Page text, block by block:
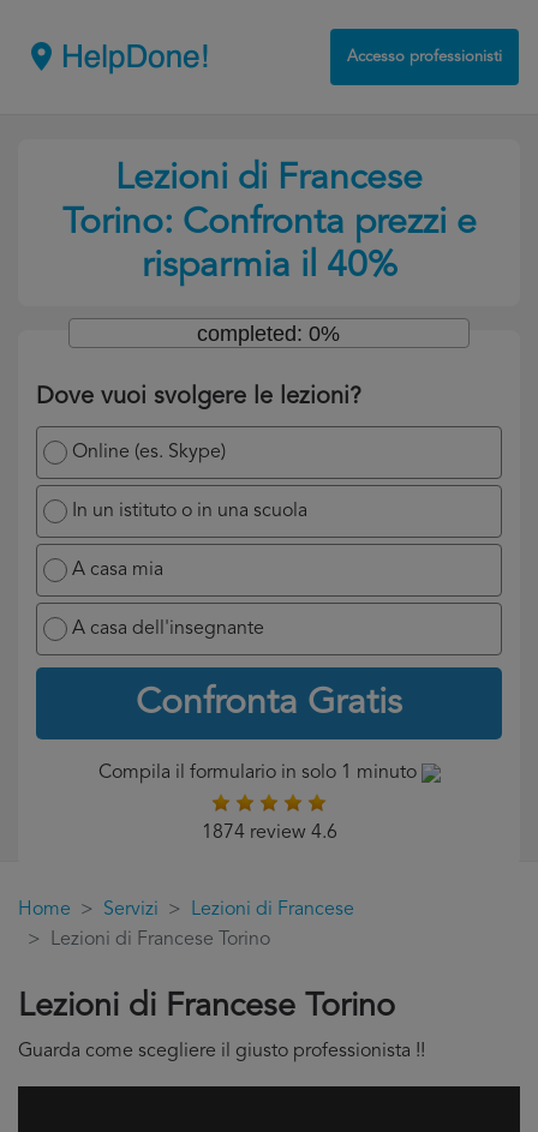
Accesso professionisti
Lezioni di Francese
Torino: Confronta prezzi e
risparmia il 40%
Dove vuoi svolgere le lezioni?
Online (es. Skype)
In un istituto o in una scuola
A casa mia
A casa dell'insegnante
Confronta Gratis
completed: 0%
Compila il formulario in solo 1 minuto
1874 review 4.6
Home Servizi
Lezioni di Francese
Lezioni di Francese Torino
Lezioni di Francese Torino
Guarda come scegliere il giusto professionista !!